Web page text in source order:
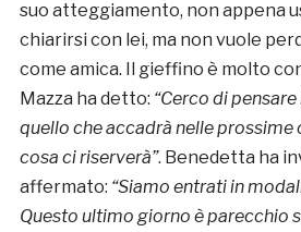
suo atteggiamento, non appena
chiarirsi con lei, ma non vuole
come amica. Il gieffino è molto
Mazza ha detto: “Cerco di
quello che accadrà nelle prossime
cosa ci riserverà”. Benedetta ha
affermato: “Siamo entrati in
Questo ultimo giorno è parecchio